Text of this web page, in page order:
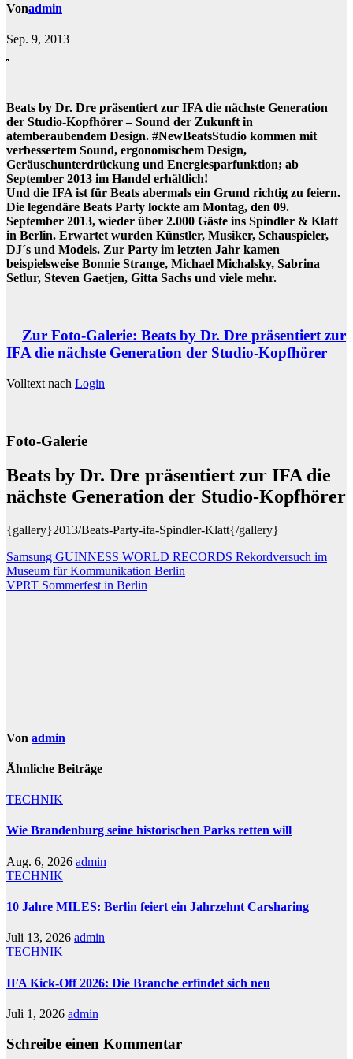
Vonadmin
Sep. 9, 2013
Beats by Dr. Dre präsentiert zur IFA die nächste Generation
der Studio-Kopfhörer – Sound der Zukunft in
atemberaubendem Design. #NewBeatsStudio kommen mit
verbessertem Sound, ergonomischem Design,
Geräuschunterdrückung und Energiesparfunktion; ab
September 2013 im Handel erhältlich!
Und die IFA ist für Beats abermals ein Grund richtig zu feiern.
Die legendäre Beats Party lockte am Montag, den 09.
September 2013, wieder über 2.000 Gäste ins Spindler & Klatt
in Berlin. Erwartet wurden Künstler, Musiker, Schauspieler,
DJ´s und Models. Zur Party im letzten Jahr kamen
beispielsweise Bonnie Strange, Michael Michalsky, Sabrina
Setlur, Steven Gaetjen, Gitta Sachs und viele mehr.
Zur Foto-Galerie: Beats by Dr. Dre präsentiert zur
IFA die nächste Generation der Studio-Kopfhörer
Volltext nach Login
Foto-Galerie
Beats by Dr. Dre präsentiert zur IFA die
nächste Generation der Studio-Kopfhörer
{gallery}2013/Beats-Party-ifa-Spindler-Klatt{/gallery}
Beitragsnavigation
Samsung GUINNESS WORLD RECORDS Rekordversuch im
Museum für Kommunikation Berlin
VPRT Sommerfest in Berlin
Von admin
Ähnliche Beiträge
TECHNIK
Wie Brandenburg seine historischen Parks retten will
Aug. 6, 2026 admin
TECHNIK
10 Jahre MILES: Berlin feiert ein Jahrzehnt Carsharing
Juli 13, 2026 admin
TECHNIK
IFA Kick-Off 2026: Die Branche erfindet sich neu
Juli 1, 2026 admin
Schreibe einen Kommentar